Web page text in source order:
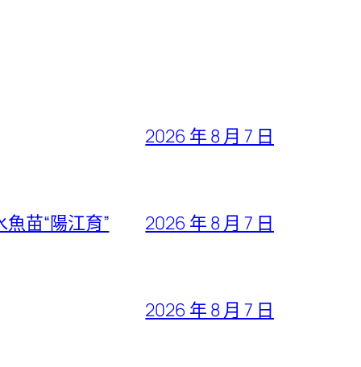
2026 年 8 月 7 日
苗“陽江育” 2026 年 8 月 7 日
2026 年 8 月 7 日